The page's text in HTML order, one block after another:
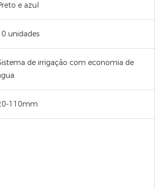
e azul
unidades
de irrigação com economia de
110mm